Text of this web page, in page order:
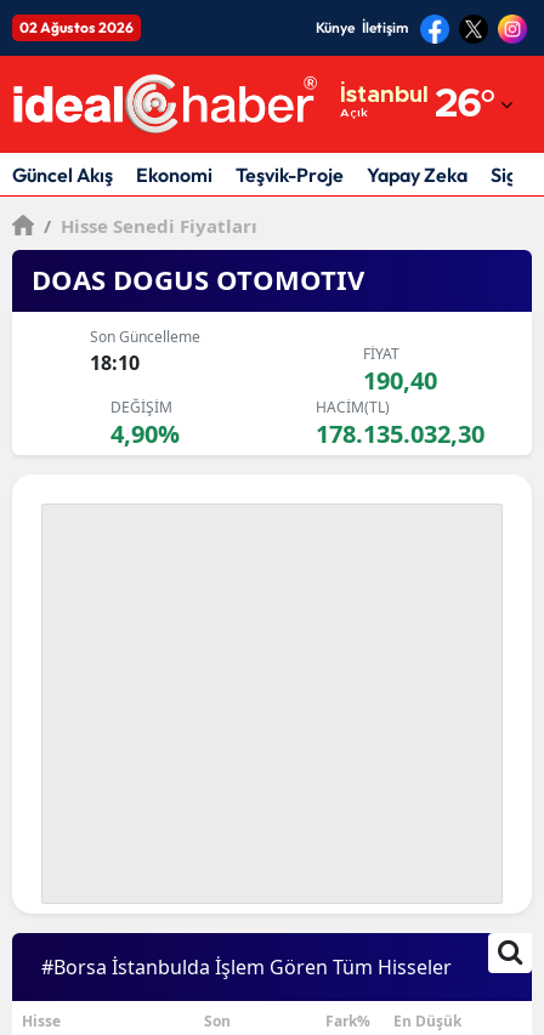
02 Ağustos 2026 Künye İletişim
İstanbul
Açık 26°
Adıyaman
Afyonkarahisar
Amasya
Antalya
Artvin
Çankırı
Çorum
Denizli
Güncel Akış Ekonomi Teşvik-Proje Yapay Zeka
/ Hisse Senedi Fiyatları
DOAS DOGUS OTOMOTIV
Son Güncelleme
18:10 FİYAT
190,40
DEĞİŞİM
4,90%
HACİM(TL)
178.135.032,30
#Borsa İstanbulda İşlem Gören Tüm Hisseler
Hisse Son Fark% En Düşük